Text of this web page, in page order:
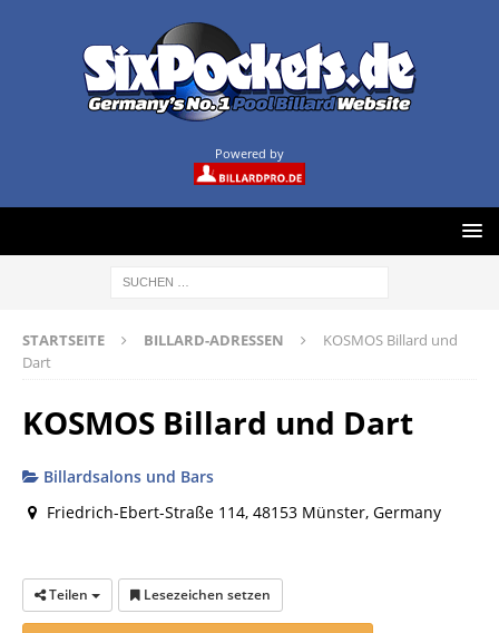
Powered by
STARTSEITE BILLARD-ADRESSEN
KOSMOS Billard und
Dart
KOSMOS Billard und Dart
Billardsalons und Bars
Friedrich-Ebert-Straße 114, 48153 Münster, Germany
Teilen Lesezeichen setzen